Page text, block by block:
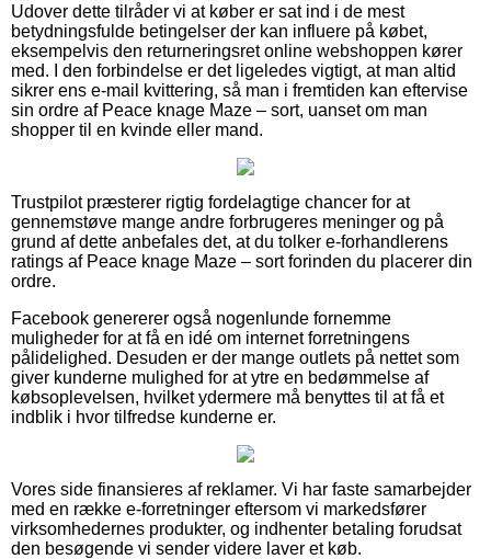
Udover dette tilråder vi at køber er sat ind i de mest
betydningsfulde betingelser der kan influere på købet,
eksempelvis den returneringsret online webshoppen kører
med. I den forbindelse er det ligeledes vigtigt, at man altid
sikrer ens e-mail kvittering, så man i fremtiden kan eftervise
sin ordre af Peace knage Maze – sort, uanset om man
shopper til en kvinde eller mand.
Trustpilot præsterer rigtig fordelagtige chancer for at
gennemstøve mange andre forbrugeres meninger og på
grund af dette anbefales det, at du tolker e-forhandlerens
ratings af Peace knage Maze – sort forinden du placerer din
ordre.
Facebook genererer også nogenlunde fornemme
muligheder for at få en idé om internet forretningens
pålidelighed. Desuden er der mange outlets på nettet som
giver kunderne mulighed for at ytre en bedømmelse af
købsoplevelsen, hvilket ydermere må benyttes til at få et
indblik i hvor tilfredse kunderne er.
Vores side finansieres af reklamer. Vi har faste samarbejder
med en række e-forretninger eftersom vi markedsfører
virksomhedernes produkter, og indhenter betaling forudsat
den besøgende vi sender videre laver et køb.